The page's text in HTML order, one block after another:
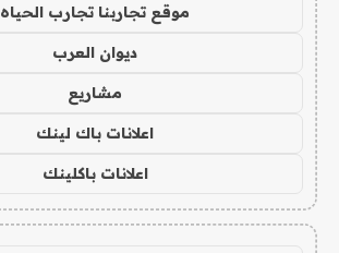
موقع تجاربنا تجارب الحياه
ديوان العرب
مشاريع
اعلانات باك لينك
اعلانات باكلينك